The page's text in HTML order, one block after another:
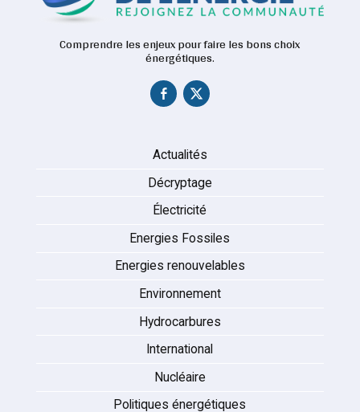
Comprendre les enjeux pour faire les bons choix
énergétiques.
Actualités
Décryptage
Électricité
Energies Fossiles
Energies renouvelables
Environnement
Hydrocarbures
International
Nucléaire
Politiques énergétiques